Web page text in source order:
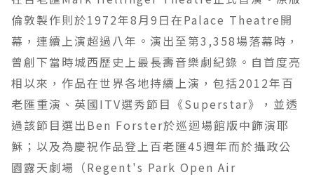
倫敦製作則於1972年8月9日在Palace Theatre開
幕，連續上演超過八年。演出至第3,358場落幕時，
曾創下當時城西歷史上最長壽音樂劇紀錄。自首度亮
相以來，作品在世界各地持續上演，包括2012年百
老匯重演、英國ITV選秀節目《Superstar》，並透
過該節目選出Ben Forster於巡迴場館版中飾演耶
穌；以及為慶祝作品登上百老匯45週年而於攝政公
園露天劇場（Regent's Park Open Air